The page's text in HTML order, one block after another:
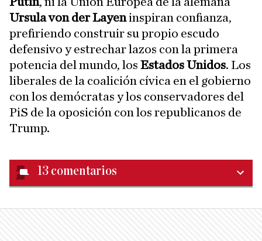
Ursula von der Layeninspiran confianza,
prefiriendo construir su propio escudo
defensivo y estrechar lazos con la primera
potencia del mundo, los Estados Unidos. Los
liberales de la coalición cívica en el gobierno
con los demócratas y los conservadores del
PiS de la oposición con los republicanos de
Trump.
13 comentarios